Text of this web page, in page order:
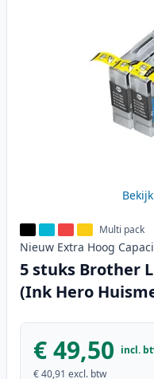
Multi pack
Nieuw Extra Hoog
5 stuks Brother
(Ink Hero
€ 49,50 incl.
€ 40,91 excl. btw